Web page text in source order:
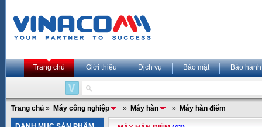
Trang chủ Giới thiệu Dịch vụ Bảo mật Bảo hành
Trang chủ » Máy công nghiệp » Máy hàn » Máy hàn điểm